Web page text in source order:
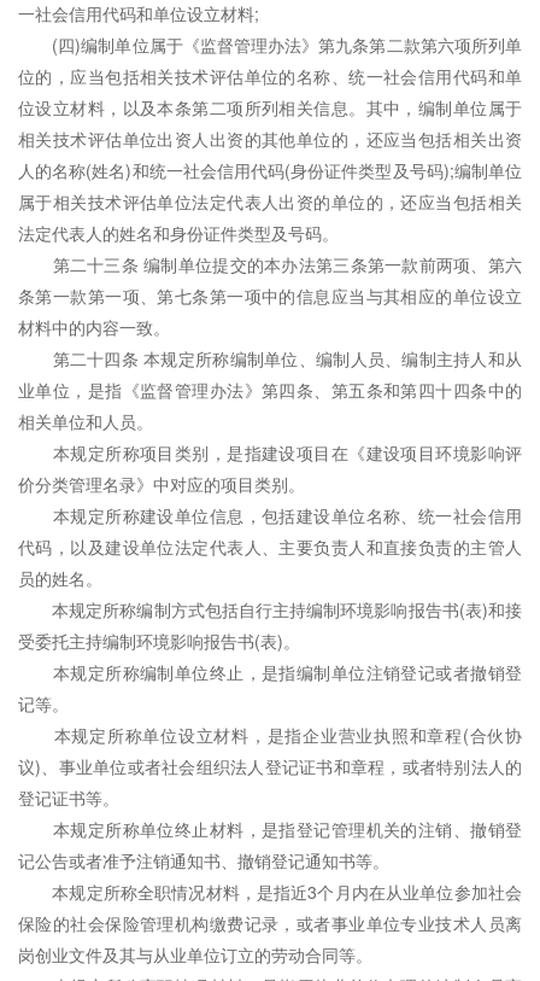
一社会信用代码和单位设立材料;
(四)编制单位属于《监督管理办法》第九条第二款第六项所列单
位的，应当包括相关技术评估单位的名称、统一社会信用代码和单
位设立材料，以及本条第二项所列相关信息。其中，编制单位属于
相关技术评估单位出资人出资的其他单位的，还应当包括相关出资
人的名称(姓名)和统一社会信用代码(身份证件类型及号码);编制单位
属于相关技术评估单位法定代表人出资的单位的，还应当包括相关
法定代表人的姓名和身份证件类型及号码。
第二十三条 编制单位提交的本办法第三条第一款前两项、第六
条第一款第一项、第七条第一项中的信息应当与其相应的单位设立
材料中的内容一致。
第二十四条 本规定所称编制单位、编制人员、编制主持人和从
业单位，是指《监督管理办法》第四条、第五条和第四十四条中的
相关单位和人员。
本规定所称项目类别，是指建设项目在《建设项目环境影响评
价分类管理名录》中对应的项目类别。
本规定所称建设单位信息，包括建设单位名称、统一社会信用
代码，以及建设单位法定代表人、主要负责人和直接负责的主管人
员的姓名。
本规定所称编制方式包括自行主持编制环境影响报告书(表)和接
受委托主持编制环境影响报告书(表)。
本规定所称编制单位终止，是指编制单位注销登记或者撤销登
记等。
本规定所称单位设立材料，是指企业营业执照和章程(合伙协
议)、事业单位或者社会组织法人登记证书和章程，或者特别法人的
登记证书等。
本规定所称单位终止材料，是指登记管理机关的注销、撤销登
记公告或者准予注销通知书、撤销登记通知书等。
本规定所称全职情况材料，是指近3个月内在从业单位参加社会
保险的社会保险管理机构缴费记录，或者事业单位专业技术人员离
岗创业文件及其与从业单位订立的劳动合同等。